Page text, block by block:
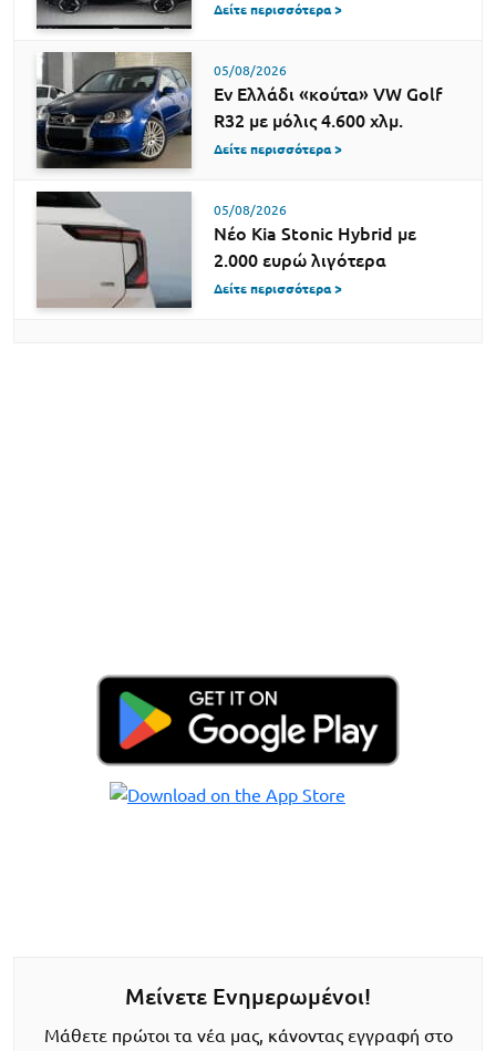
Δείτε περισσότερα >
05/08/2026
Εν Ελλάδι «κούτα» VW Golf
R32 με μόλις 4.600 χλμ.
Δείτε περισσότερα >
05/08/2026
Νέο Kia Stonic Hybrid με
2.000 ευρώ λιγότερα
Δείτε περισσότερα >
Μείνετε Ενημερωμένοι!
Μάθετε πρώτοι τα νέα μας, κάνοντας εγγραφή στο